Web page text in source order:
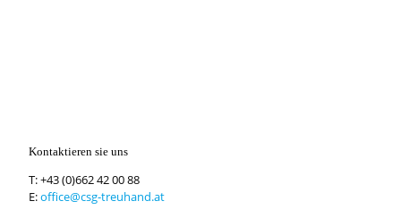
Kontaktieren sie uns
T:+43 (0)662 42 00 88
E:office@csg-treuhand.at